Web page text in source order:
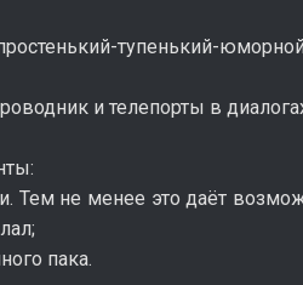
тупенький-
и телепорты в
Тем не менее это даёт
пака.